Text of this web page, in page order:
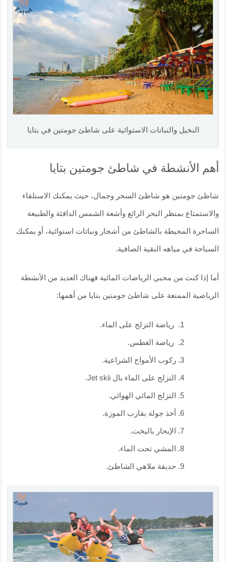
النخيل والنباتات الاستوائية على شاطئ جومتين في بتايا
أهم الأنشطة في شاطئ جومتين بتايا
شاطئ جومتين هو شاطئ السحر وجمال، حيث يمكنك الاستلقاء
والاستمتاع بمنظر البحر الرائع وأشعة الشمس الدافئة والطبيعة
الساحرة المحيطة بالشاطئ من أشجار ونباتات استوائية، أو يمكنك
السباحة في مياهه النقية الصافية.
أما إذا كنت من محبي الرياضات المائية فهناك العديد من الأنشطة
الرياضية الممتعة على شاطئ جومتين بتايا من أهمها:
رياضة التزلج على الماء.
رياضة الغطس.
ركوب الأمواج الشراعية.
التزلج على الماء بال Jet skii.
التزلج المائي الهوائي.
أخذ جولة بقارب الموزة.
الإبحار باليخت.
المشي تحت الماء.
حديقة ملاهي الشاطئ.